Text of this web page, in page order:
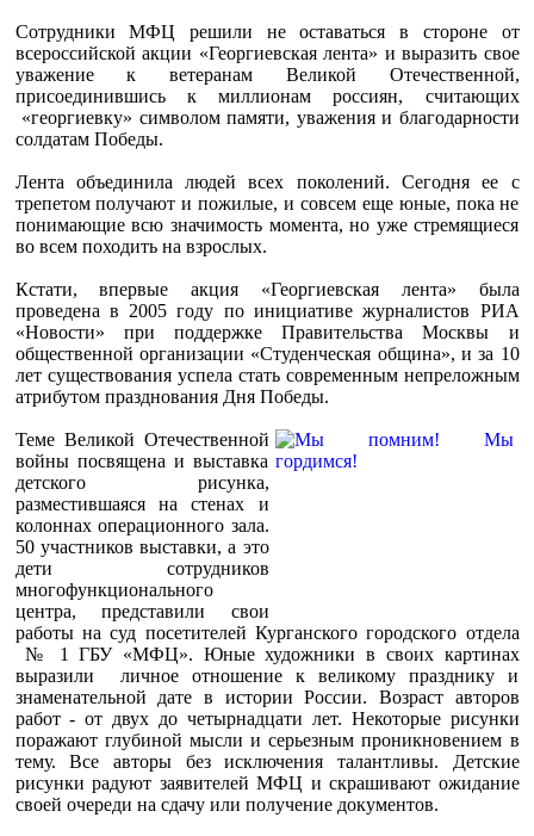
Сотрудники МФЦ решили не оставаться в стороне от
всероссийской акции «Георгиевская лента» и выразить свое
уважение к ветеранам Великой Отечественной,
присоединившись к миллионам россиян, считающих
«георгиевку» символом памяти, уважения и благодарности
солдатам Победы.
Лента объединила людей всех поколений. Сегодня ее с
трепетом получают и пожилые, и совсем еще юные, пока не
понимающие всю значимость момента, но уже стремящиеся
во всем походить на взрослых.
Кстати, впервые акция «Георгиевская лента» была
проведена в 2005 году по инициативе журналистов РИА
«Новости» при поддержке Правительства Москвы и
общественной организации «Студенческая община», и за 10
лет существования успела стать современным непреложным
атрибутом празднования Дня Победы.
Теме Великой Отечественной
войны посвящена и выставка
детского рисунка,
разместившаяся на стенах и
колоннах операционного зала.
50 участников выставки, а это
дети сотрудников
многофункционального
центра, представили свои
работы на суд посетителей Курганского городского отдела
№ 1 ГБУ «МФЦ». Юные художники в своих картинах
выразили личное отношение к великому празднику и
знаменательной дате в истории России. Возраст авторов
работ - от двух до четырнадцати лет. Некоторые рисунки
поражают глубиной мысли и серьезным проникновением в
тему. Все авторы без исключения талантливы. Детские
рисунки радуют заявителей МФЦ и скрашивают ожидание
своей очереди на сдачу или получение документов.